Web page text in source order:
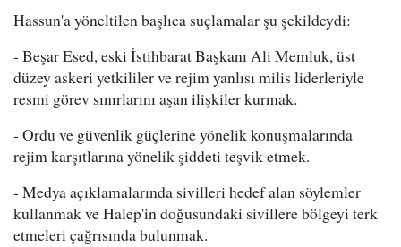
Hassun'a yöneltilen başlıca suçlamalar şu şekildeydi:
- Beşar Esed, eski İstihbarat Başkanı Ali Memluk, üst
düzey askeri yetkililer ve rejim yanlısı milis liderleriyle
resmi görev sınırlarını aşan ilişkiler kurmak.
- Ordu ve güvenlik güçlerine yönelik konuşmalarında
rejim karşıtlarına yönelik şiddeti teşvik etmek.
- Medya açıklamalarında sivilleri hedef alan söylemler
kullanmak ve Halep'in doğusundaki sivillere bölgeyi terk
etmeleri çağrısında bulunmak.